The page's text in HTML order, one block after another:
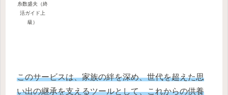
糸数盛夫（終
活ガイド上
級）
このサービスは、家族の絆を深め、世代を超えた思
い出の継承を支えるツールとして、これからの供養